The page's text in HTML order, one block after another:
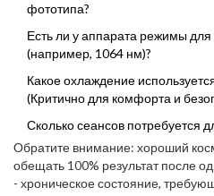
фототипа?
Есть ли у аппарата режимы для
(например, 1064 нм)?
Какое охлаждение
(Критично для комфорта и
Сколько сеансов потребуется
Обратите внимание: хороший
обещать 100% результат после
- хроническое состояние,